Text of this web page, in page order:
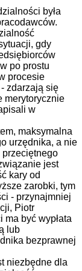
była
gdy
po prostu
procesie
zdarzają się
merytorycznie
w
maksymalna
urzędnika, a nie
jest
kary od
zarobki, tym
- przynajmniej
Piotr
ma być wypłata
lub
bezprawnej
niezbędne dla